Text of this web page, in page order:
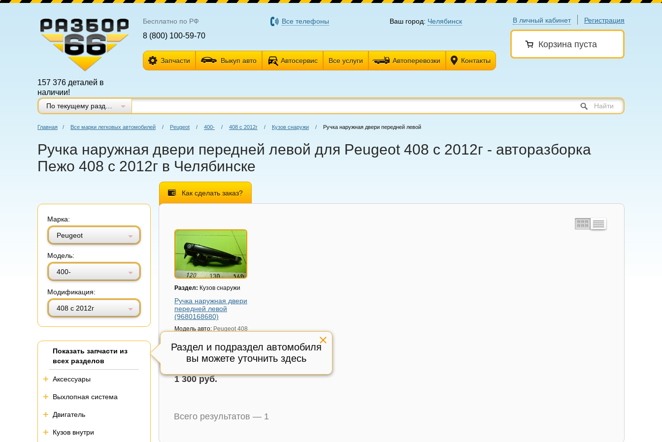
В личный кабинет Регистрация
Корзина пуста
157 376 деталей в
наличии!
Бесплатно по РФ
8 (800) 100-59-70
Все телефоны Ваш город: Челябинск
Запчасти Выкуп авто Автосервис Все услуги Автоперевозки Контакты
Найти
Главная / Все марки легковых автомобилей / Peugeot / 400- / 408 с 2012г / Кузов снаружи / Ручка наружная двери передней левой
Ручка наружная двери передней левой для Peugeot 408 с 2012г - авторазборка
Пежо 408 с 2012г в Челябинске
Марка:
Peugeot
Модель:
400-
Модификация:
408 с 2012г
Раздел и подраздел автомобиля
вы можете уточнить здесь
Показать запчасти из
всех разделов
Аксессуары
Выхлопная система
Двигатель
Кузов внутри
Как сделать заказ?
Раздел: Кузов снаружи
Ручка наружная двери
передней левой
(9680168680)
Модель авто: Peugeot 408
Артикул:9680168680
Состояние:Отличное,
1 300 руб.
Всего результатов — 1